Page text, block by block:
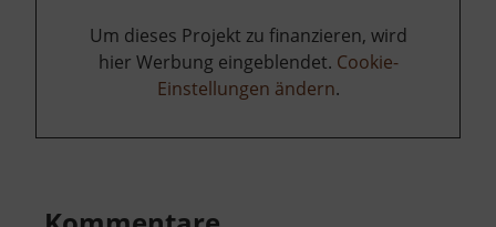
Um dieses Projekt zu finanzieren, wird
hier Werbung eingeblendet. Cookie-
Einstellungen ändern.